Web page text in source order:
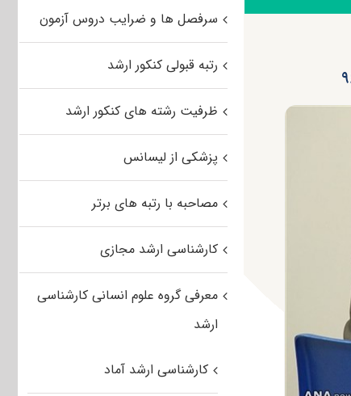
سرفصل ها و ضرایب دروس آزمون
رتبه قبولی کنکور ارشد
ظرفیت رشته های کنکور ارشد
پزشکی از لیسانس
مصاحبه با رتبه های برتر
کارشناسی ارشد مجازی
معرفی گروه علوم انسانی کارشناسی
ارشد
کارشناسی ارشد آماد